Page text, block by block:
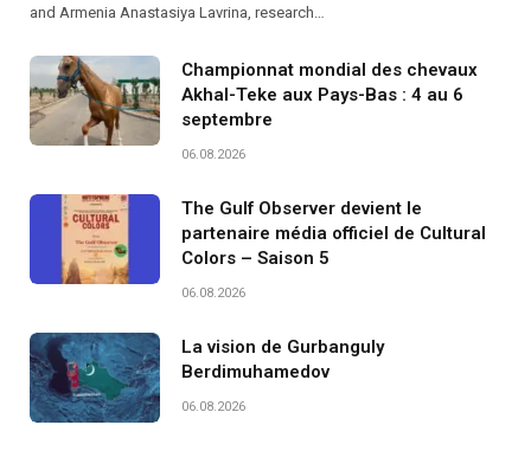
and Armenia Anastasiya Lavrina, research…
Championnat mondial des chevaux
Akhal-Teke aux Pays-Bas : 4 au 6
septembre
06.08.2026
The Gulf Observer devient le
partenaire média officiel de Cultural
Colors – Saison 5
06.08.2026
La vision de Gurbanguly
Berdimuhamedov
06.08.2026